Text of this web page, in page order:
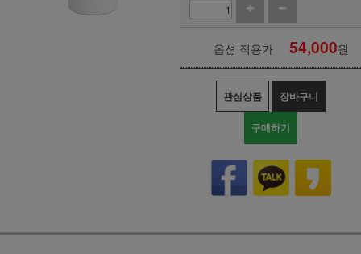
옵션 적용가 54,000원
관심상품 장바구니
구매하기